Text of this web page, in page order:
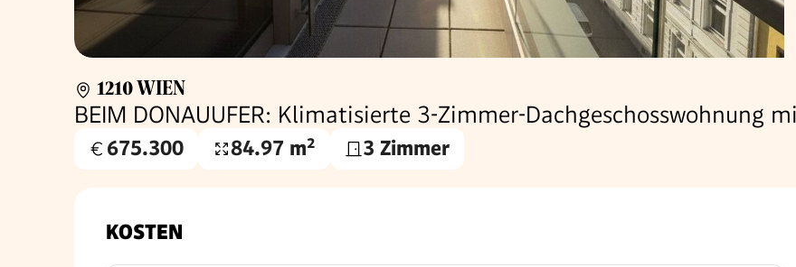
1210 WIEN
BEIM DONAUUFER: Klimatisierte 3-Zimmer-Dachgeschosswohnung
Kaufpreis
675.300
Nutzfläche
84.97 m² 3 Zimmer
KOSTEN